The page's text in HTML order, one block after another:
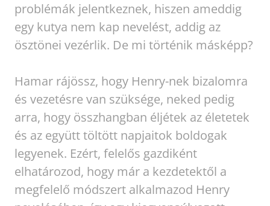
problémák jelentkeznek, hiszen ameddig
egy kutya nem kap nevelést, addig az
ösztönei vezérlik. De mi történik másképp?
Hamar rájössz, hogy Henry-nek bizalomra
és vezetésre van szüksége, neked pedig
arra, hogy összhangban éljétek az életetek
és az együtt töltött napjaitok boldogak
legyenek. Ezért, felelős gazdiként
elhatározod, hogy már a kezdetektől a
megfelelő módszert alkalmazod Henry